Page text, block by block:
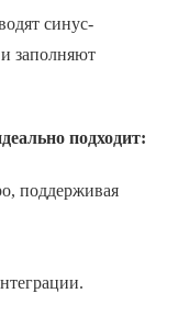
синус-
заполняют
подходит:
поддерживая